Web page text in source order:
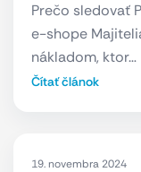
Prečo sledovať
e-shope
nákladom, ktor…
Čítať článok
19. novembra 2024